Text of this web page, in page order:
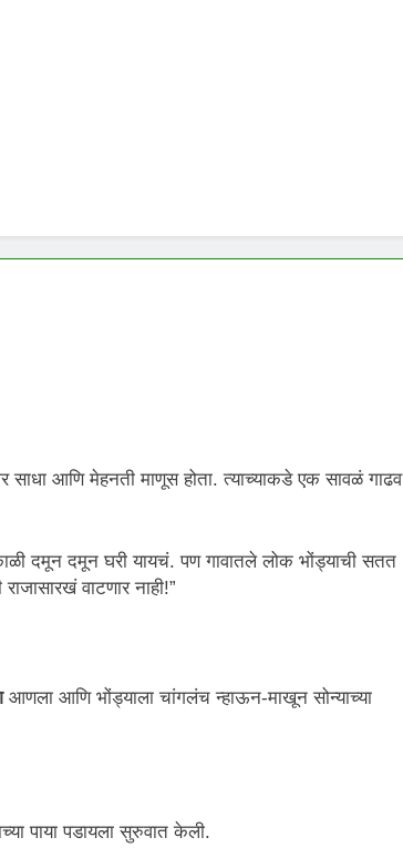
साधा आणि मेहनती माणूस होता. त्याच्याकडे एक सावळं गाढव
दमून दमून घरी यायचं. पण गावातले लोक भोंड्याची सतत
वाटणार नाही!”
आणला आणि भोंड्याला चांगलंच न्हाऊन-माखून सोन्याच्या
पाया पडायला सुरुवात केली.